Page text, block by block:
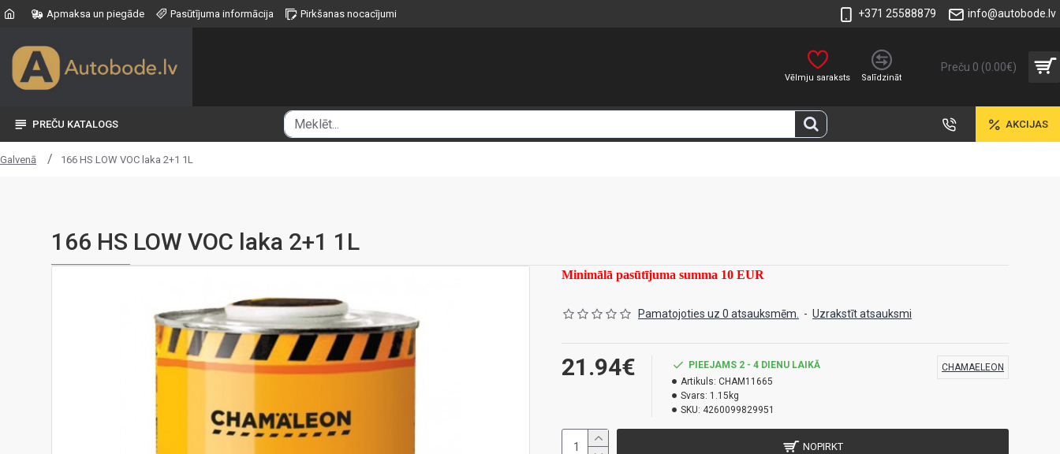
Apmaksa un piegāde Pasūtījuma informācija Pirkšanas nocacījumi +371 25588879 info@autobode.lv
Vēlmju saraksts Salīdzināt
Preču 0 (0.00€)
PREČU KATALOGS AKCIJAS
Galvenā 166 HS LOW VOC laka 2+1 1L
166 HS LOW VOC laka 2+1 1L
Minimālā pasūtījuma summa 10 EUR
Pamatojoties uz 0 atsauksmēm. - Uzrakstīt atsauksmi
21.94€
PIEEJAMS 2 - 4 DIENU LAIKĀ
Artikuls: CHAM11665
Svars: 1.15kg
SKU: 4260099829951
CHAMAELEON
NOPIRKT